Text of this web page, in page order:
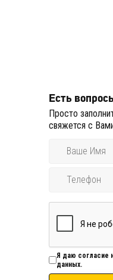
Есть
Просто
свяжется с
Я даю согласие
данных.